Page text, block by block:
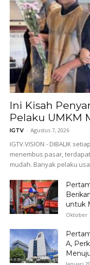
Ini Kisah
Pelaku UMKM
IGTV - Agustus 7, 2026
IGTV.VISION - DIBALIK
menembus pasar,
mudah. Banyak pelaku
untuk
Oktober
A,